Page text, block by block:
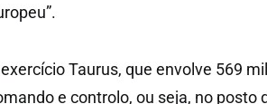
exercício Taurus, que envolve 569
e controlo, ou seja, no posto